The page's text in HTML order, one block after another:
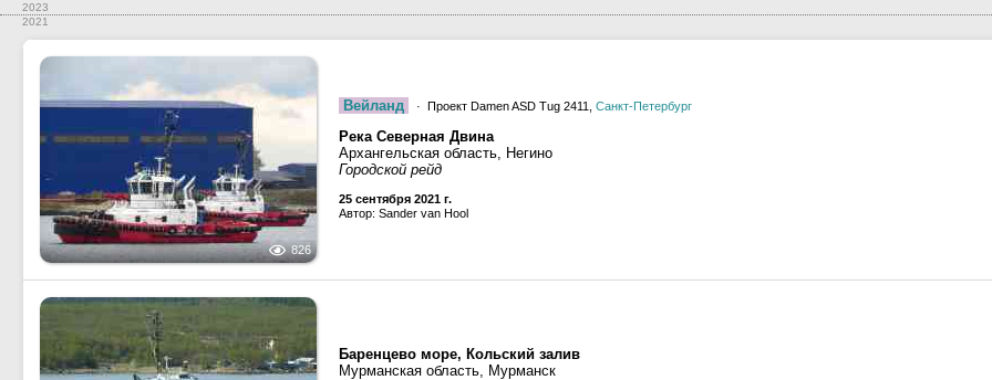
2023
2021
826
Вейланд · Проект Damen ASD Tug 2411, Санкт-Петербург
Река Северная Двина
Архангельская область, Негино
Городской рейд
25 сентября 2021 г.
Автор: Sander van Hool
Баренцево море, Кольский залив
Мурманская область, Мурманск